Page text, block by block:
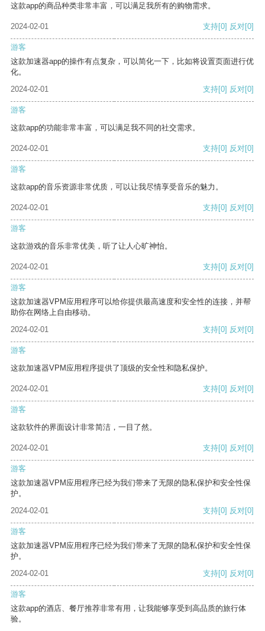
这款app的商品种类非常丰富，可以满足我所有的购物需求。
2024-02-01 支持[0] 反对[0]
游客
这款加速器app的操作有点复杂，可以简化一下，比如将设置页面进行优
化。
2024-02-01
支持[0] 反对[0]
游客
这款app的功能非常丰富，可以满足我不同的社交需求。
2024-02-01 支持[0] 反对[0]
游客
这款app的音乐资源非常优质，可以让我尽情享受音乐的魅力。
2024-02-01 支持[0] 反对[0]
游客
这款游戏的音乐非常优美，听了让人心旷神怡。
2024-02-01 支持[0] 反对[0]
游客
这款加速器VPM应用程序可以给你提供最高速度和安全性的连接，并帮
助你在网络上自由移动。
2024-02-01
支持[0] 反对[0]
游客
这款加速器VPM应用程序提供了顶级的安全性和隐私保护。
2024-02-01 支持[0] 反对[0]
游客
这款软件的界面设计非常简洁，一目了然。
2024-02-01 支持[0] 反对[0]
游客
这款加速器VPM应用程序已经为我们带来了无限的隐私保护和安全性保
护。
2024-02-01
支持[0] 反对[0]
游客
这款加速器VPM应用程序已经为我们带来了无限的隐私保护和安全性保
护。
2024-02-01
支持[0] 反对[0]
游客
这款app的酒店、餐厅推荐非常有用，让我能够享受到高品质的旅行体
验。